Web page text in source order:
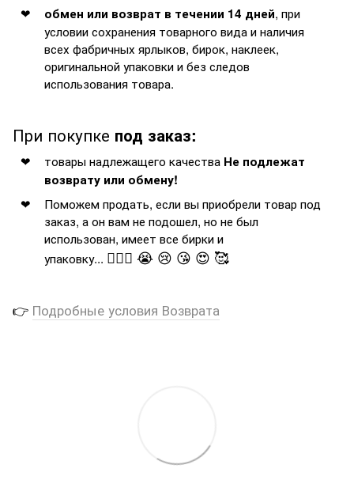
обмен или возврат в течении 14 дней, при
условии сохранения товарного вида и наличия
всех фабричных ярлыков, бирок, наклеек,
оригинальной упаковки и без следов
использования товара.
При покупке под заказ:
товары надлежащего качества Не подлежат
возврату или обмену!
Поможем продать, если вы приобрели товар под
заказ, а он вам не подошел, но не был
использован, имеет все бирки и
упаковку... 🤦🏻‍♂️ 😭 😢 😘 😍 🥰
👉 Подробные условия Возврата